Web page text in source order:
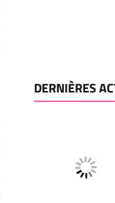
DERNIÈRES